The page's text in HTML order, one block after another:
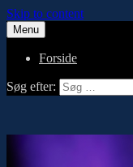
Skip to content
Menu
Forside
Søg efter: